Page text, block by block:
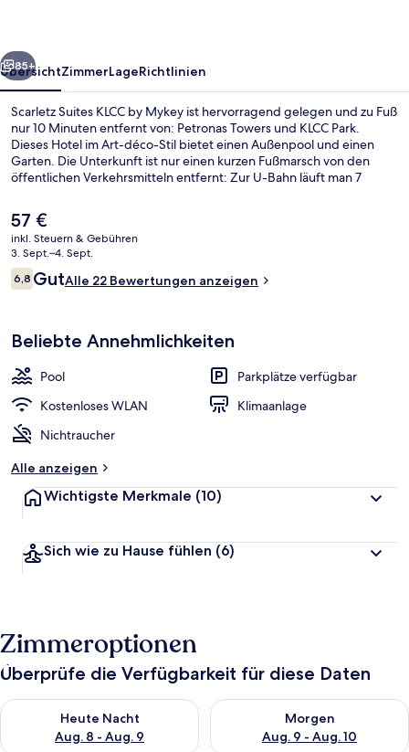
Weiter
85+
ÜbersichtZimmerLageRichtlinien
Scarletz Suites KLCC by Mykey ist hervorragend gelegen und zu Fuß
nur 10 Minuten entfernt von: Petronas Towers und KLCC Park.
Dieses Hotel im Art-déco-Stil bietet einen Außenpool und einen
Garten. Die Unterkunft ist nur einen kurzen Fußmarsch von den
öffentlichen Verkehrsmitteln entfernt: Zur U-Bahn läuft man 7
Der
aktuelle
Preis
beträgt
57 €.
57 €
inkl. Steuern & Gebühren
3. Sept.–4. Sept.
Bewertungen
6,86,8 von 10.
GutAlle 22 Bewertungen anzeigen
Beliebte Annehmlichkeiten
Pool
Parkplätze verfügbar
Kostenloses WLAN
Klimaanlage
Nichtraucher
Alle anzeigen
Wichtigste Merkmale (10)
Sich wie zu Hause fühlen (6)
Zimmeroptionen
Überprüfe die Verfügbarkeit für diese Daten
Heute Nacht
Aug. 8 - Aug. 9
Überprüfe die Verfügbarkeit für heute Nacht, Aug. 8 - Aug. 9.
Morgen
Aug. 9 - Aug. 10
Überprüfe die Verfügbarkeit